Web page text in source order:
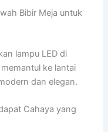
Bibir Meja untuk
lampu LED di
ke lantai
dan elegan.
Cahaya yang